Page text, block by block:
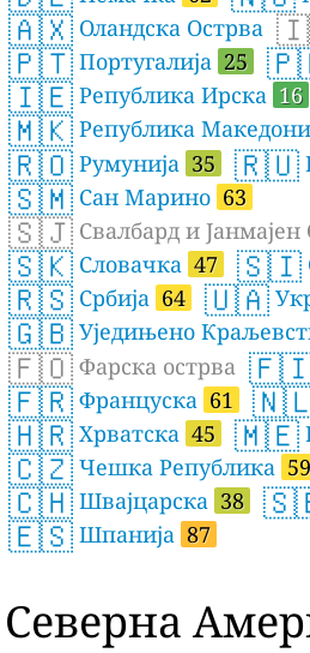
🇦🇽 Оландска Острва
🇵🇹 Португалија 25
🇮🇪 Република Ирска 16
🇲🇰 Република
🇷🇴 Румунија 35 🇷🇺
🇸🇲 Сан Марино 63
🇸🇯 Свалбард и Јанмајен
🇸🇰 Словачка 47 🇸🇮
🇷🇸 Србија 64 🇺🇦
🇬🇧 Уједињено
🇫🇴 Фарска острва
🇫🇷 Француска 61
🇭🇷 Хрватска 45 🇲🇪
🇨🇿 Чешка Република 59
🇨🇭 Швајцарска 38
🇪🇸 Шпанија 87
Северна